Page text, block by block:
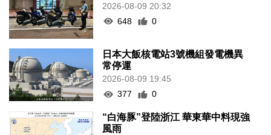
2026-08-09 20:32
648
0
日本大飯核電站3號機組發電機異
常停運
2026-08-09 19:45
377
0
“白海豚”登陸浙江 華東華中料現強
風雨